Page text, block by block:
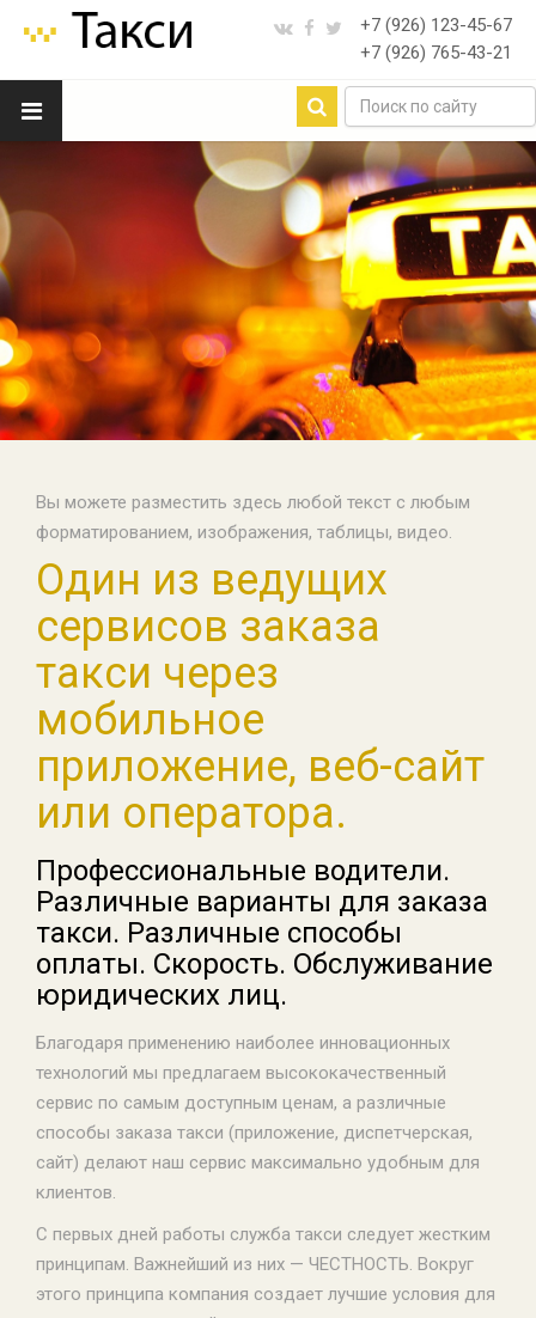
+7 (926) 123-45-67
+7 (926) 765-43-21
Вы можете разместить здесь любой текст с любым
форматированием, изображения, таблицы, видео.
Один из ведущих
сервисов заказа
такси через
мобильное
приложение, веб-сайт
или оператора.
Профессиональные водители.
Различные варианты для заказа
такси. Различные способы
оплаты. Скорость. Обслуживание
юридических лиц.
Благодаря применению наиболее инновационных
технологий мы предлагаем высококачественный
сервис по самым доступным ценам, а различные
способы заказа такси (приложение, диспетчерская,
сайт) делают наш сервис максимально удобным для
клиентов.
С первых дней работы служба такси следует жестким
принципам. Важнейший из них — ЧЕСТНОСТЬ. Вокруг
этого принципа компания создает лучшие условия для